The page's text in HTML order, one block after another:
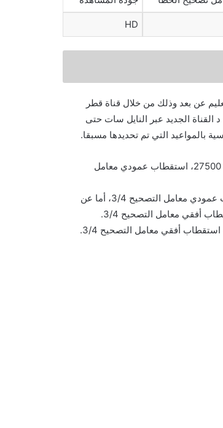
HD
عن بعد وذلك من خلال قناة قطر
القناة الجديد عبر النايل سات حتى
بالمواعيد التي تم تحديدها مسبقا.
تعرض القناة علي النايل سات من خلال التردد التالي 10719، 10971، معامل ترميز 27500، استقطاب عمودي معامل